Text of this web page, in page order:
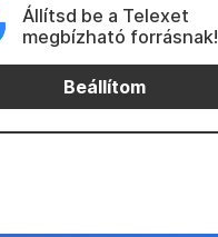
Állítsd be a Telexet
megbízható forrásnak!
Beállítom